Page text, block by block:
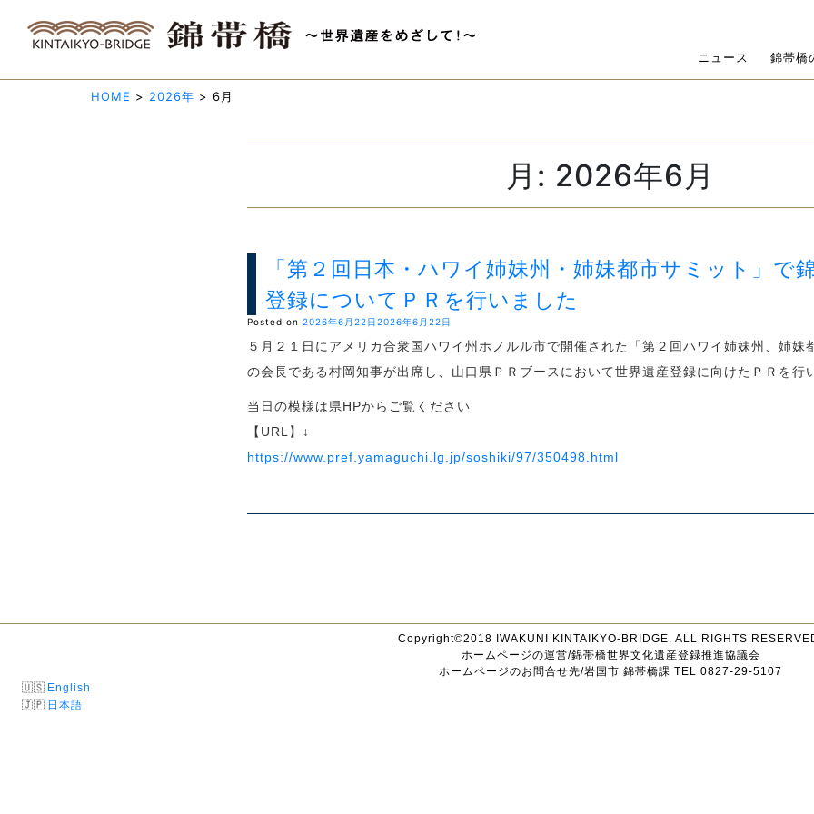
ニュース 錦帯橋
HOME > 2026年 > 6月
月: 2026年6月
「第２回日本・ハワイ姉妹州・姉妹都市サミット」で
登録についてＰＲを行いました
Posted on 2026年6月22日2026年6月22日
５月２１日にアメリカ合衆国ハワイ州ホノルル市で開催された「第２回ハワイ姉妹州、姉妹
の会長である村岡知事が出席し、山口県ＰＲブースにおいて世界遺産登録に向けたＰＲを行
当日の模様は県HPからご覧ください
【URL】↓
https://www.pref.yamaguchi.lg.jp/soshiki/97/350498.html
Copyright©2018 IWAKUNI KINTAIKYO-BRIDGE. ALL RIGHTS
ホームページの運営/錦帯橋世界文化遺産登録推進協議会
ホームページのお問合せ先/岩国市 錦帯橋課 TEL 0827-29-5107
English
日本語